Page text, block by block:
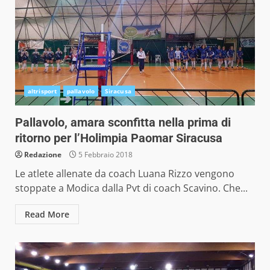
altrisport pallavolo Siracusa
Pallavolo, amara sconfitta nella prima di
ritorno per l’Holimpia Paomar Siracusa
Redazione 5 Febbraio 2018
Le atlete allenate da coach Luana Rizzo vengono
stoppate a Modica dalla Pvt di coach Scavino. Che...
Read More